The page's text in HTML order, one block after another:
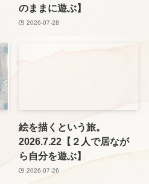
のままに遊ぶ】
2026-07-28
絵を描くという旅。
2026.7.22【２人で居なが
ら自分を遊ぶ】
2026-07-26